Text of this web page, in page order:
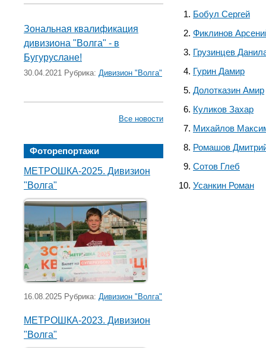
Зональная квалификация
дивизиона "Волга" - в
Бугуруслане!
30.04.2021 Рубрика: Дивизион "Волга"
Все новости
Фоторепортажи
МЕТРОШКА-2025. Дивизион
"Волга"
16.08.2025 Рубрика: Дивизион "Волга"
МЕТРОШКА-2023. Дивизион
"Волга"
Бобул Сергей
Фиклинов
Грузинцев
Гурин Дамир
Долотказин Амир
Куликов Захар
Михайлов
Ромашов
Сотов Глеб
Усанкин Роман